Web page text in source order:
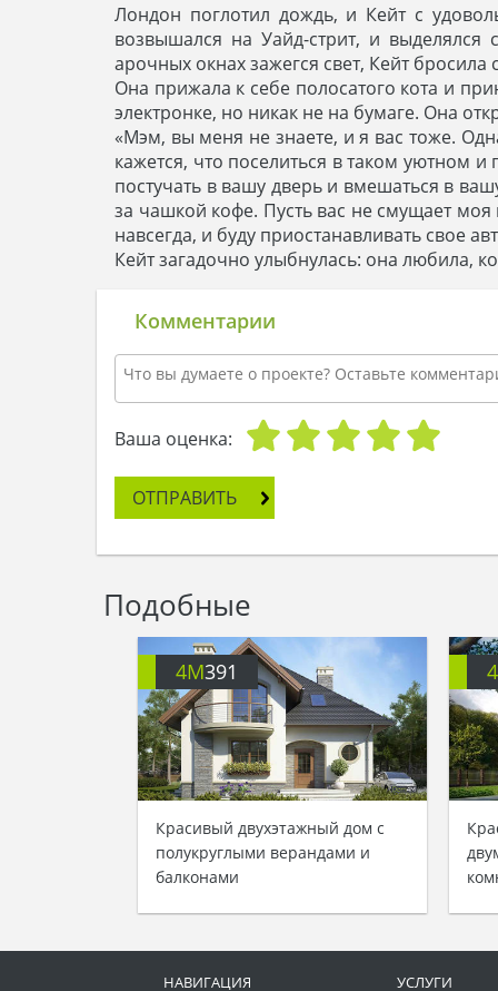
Лондон поглотил дождь, и Кейт с
возвышался на Уайд-стрит, и
арочных окнах зажегся свет, Кейт бросила
Она прижала к себе полосатого кота и
электронке, но никак не на бумаге. Она
«Мэм, вы меня не знаете, и я вас тоже.
кажется, что поселиться в таком уютном
постучать в вашу дверь и вмешаться в
за чашкой кофе. Пусть вас не смущает
навсегда, и буду приостанавливать свое
Кейт загадочно улыбнулась: она любила,
Комментарии
Ваша оценка:
ОТПРАВИТЬ
Подобные
4M391
Красивый двухэтажный дом с
полукруглыми верандами и
балконами
НАВИГАЦИЯ УСЛУГИ